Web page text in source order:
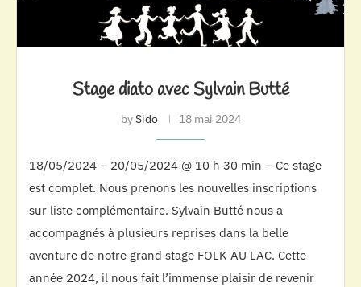
Stage diato avec Sylvain Butté
bySido 18 mai 2024
18/05/2024 – 20/05/2024 @ 10 h 30 min – Ce stage
est complet. Nous prenons les nouvelles inscriptions
sur liste complémentaire. Sylvain Butté nous a
accompagnés à plusieurs reprises dans la belle
aventure de notre grand stage FOLK AU LAC. Cette
année 2024, il nous fait l’immense plaisir de revenir